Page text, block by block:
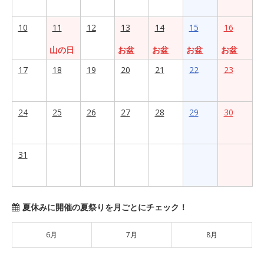
10
11
山の日
12
13
お盆
14
お盆
15
お盆
16
お盆
17
18 19 20 21 22 23
24 25 26 27 28 29 30
31
夏休みに開催の夏祭りを月ごとにチェック！
6月 7月 8月